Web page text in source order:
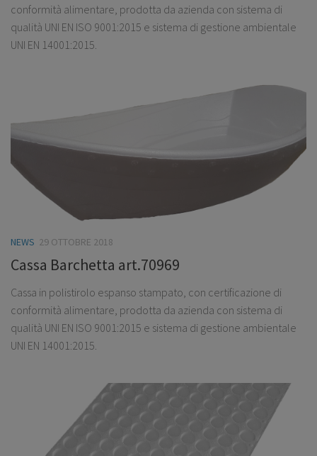
conformità alimentare, prodotta da azienda con sistema di
qualità UNI EN ISO 9001:2015 e sistema di gestione ambientale
UNI EN 14001:2015.
NEWS 29 OTTOBRE 2018
Cassa Barchetta art.70969
Cassa in polistirolo espanso stampato, con certificazione di
conformità alimentare, prodotta da azienda con sistema di
qualità UNI EN ISO 9001:2015 e sistema di gestione ambientale
UNI EN 14001:2015.